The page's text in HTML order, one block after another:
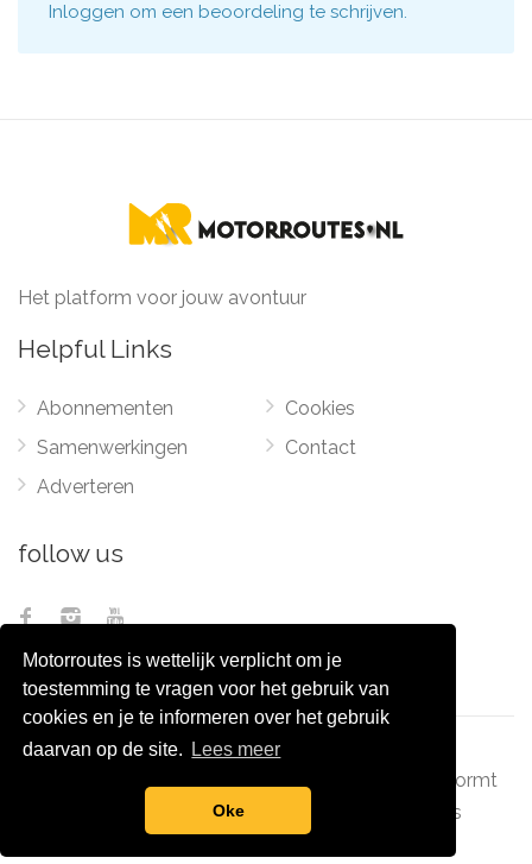
Motorroutes is wettelijk verplicht om je
toestemming te vragen voor het gebruik van
cookies en je te informeren over het gebruik
daarvan op de site.
Lees meer
Oke
Inloggen om een beoordeling te schrijven.
Het platform voor jouw avontuur
Helpful Links
Abonnementen
Samenwerkingen
Adverteren
Cookies
Contact
follow us
vormt
grootverzet.nl Pixel Monsters